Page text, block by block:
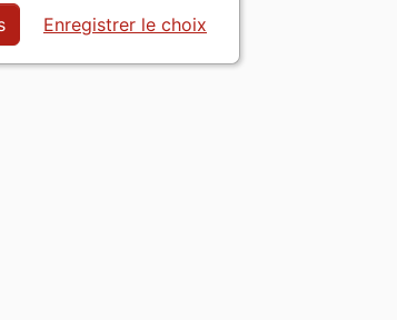
Enregistrer le choix